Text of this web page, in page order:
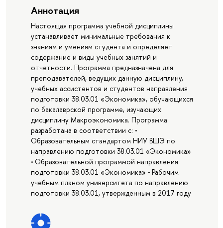
Аннотация
Настоящая программа учебной дисциплины
устанавливает минимальные требования к
знаниям и умениям студента и определяет
содержание и виды учебных занятий и
отчетности. Программа предназначена для
преподавателей, ведущих данную дисциплину,
учебных ассистентов и студентов направления
подготовки 38.03.01 «Экономика», обучающихся
по бакалаврской программе, изучающих
дисциплину Макроэкономика. Программа
разработана в соответствии с: •
Образовательным стандартом НИУ ВШЭ по
направлению подготовки 38.03.01 «Экономика»
• Образовательной программой направления
подготовки 38.03.01 «Экономика» • Рабочим
учебным планом университета по направлению
подготовки 38.03.01, утвержденным в 2017 году